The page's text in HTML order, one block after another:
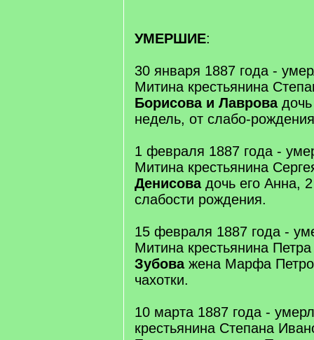
УМЕРШИЕ:
30 января 1887 года -
Митина крестьянина
Борисова и Лавровадочь
недель, от слабо-
1 февраля 1887 года -
Митина крестьянина
Денисовадочь его Анна,
слабости рождения.
15 февраля 1887 года -
Митина крестьянина
Зубоважена Марфа
чахотки.
10 марта 1887 года -
крестьянина Степана